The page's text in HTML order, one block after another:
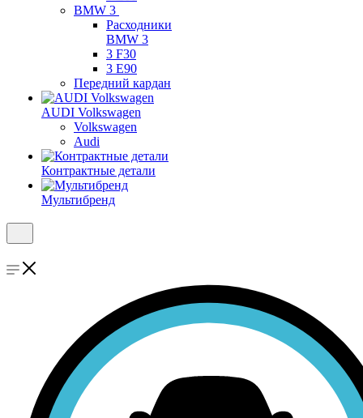
BMW 3
Расходники
BMW 3
3 F30
3 E90
Передний кардан
AUDI Volkswagen
Volkswagen
Audi
Контрактные детали
Мультибренд